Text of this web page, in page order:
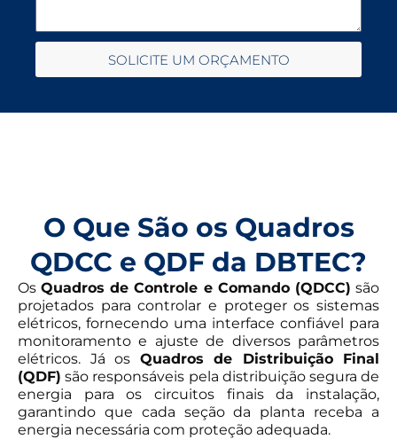
SOLICITE UM ORÇAMENTO
O Que São os Quadros
QDCC e QDF da DBTEC?
OsQuadros de Controle e Comando (QDCC) são
projetados para controlar e proteger os sistemas
elétricos, fornecendo uma interface confiável para
monitoramento e ajuste de diversos parâmetros
elétricos. Já os Quadros de Distribuição Final
(QDF) são responsáveis pela distribuição segura de
energia para os circuitos finais da instalação,
garantindo que cada seção da planta receba a
energia necessária com proteção adequada.